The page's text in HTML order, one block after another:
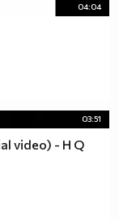
04:04
03:51
video) - H Q